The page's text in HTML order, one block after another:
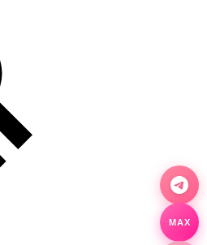
MAX